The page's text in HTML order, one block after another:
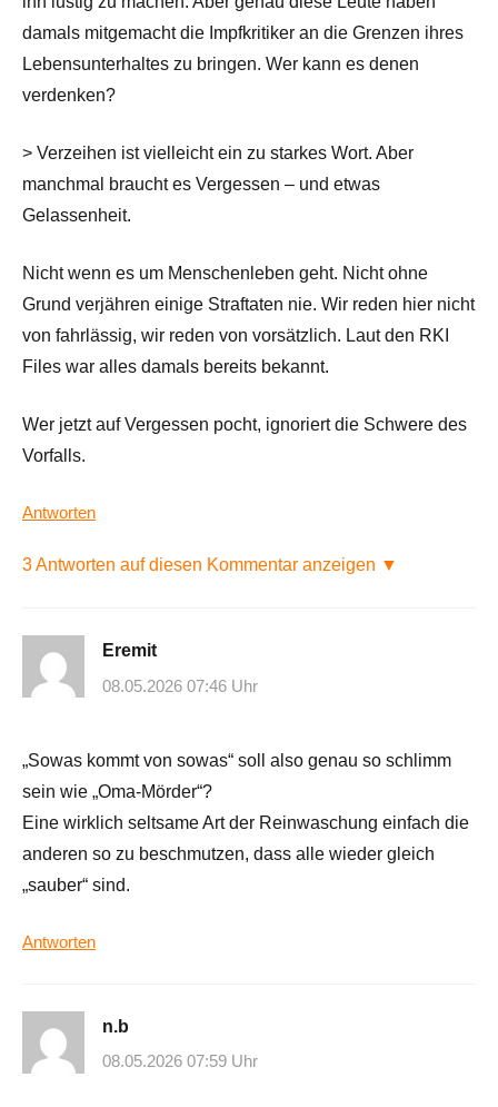
damals mitgemacht die Impfkritiker an die Grenzen ihres
Lebensunterhaltes zu bringen. Wer kann es denen
verdenken?
> Verzeihen ist vielleicht ein zu starkes Wort. Aber
manchmal braucht es Vergessen – und etwas
Gelassenheit.
Nicht wenn es um Menschenleben geht. Nicht ohne
Grund verjähren einige Straftaten nie. Wir reden hier nicht
von fahrlässig, wir reden von vorsätzlich. Laut den RKI
Files war alles damals bereits bekannt.
Wer jetzt auf Vergessen pocht, ignoriert die Schwere des
Vorfalls.
Antworten
3 Antworten auf diesen Kommentar anzeigen ▼
Eremit
08.05.2026 07:46 Uhr
„Sowas kommt von sowas“ soll also genau so schlimm
sein wie „Oma-Mörder“?
Eine wirklich seltsame Art der Reinwaschung einfach die
anderen so zu beschmutzen, dass alle wieder gleich
„sauber“ sind.
Antworten
n.b
08.05.2026 07:59 Uhr